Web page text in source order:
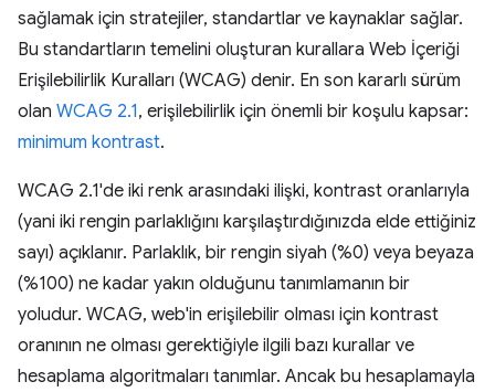
sağlamak için stratejiler, standartlar ve kaynaklar sağlar.
Bu standartların temelini oluşturan kurallara Web İçeriği
Erişilebilirlik Kuralları (WCAG) denir. En son kararlı sürüm
olan WCAG 2.1, erişilebilirlik için önemli bir koşulu kapsar:
minimum kontrast.
WCAG 2.1'de iki renk arasındaki ilişki, kontrast oranlarıyla
(yani iki rengin parlaklığını karşılaştırdığınızda elde ettiğiniz
sayı) açıklanır. Parlaklık, bir rengin siyah (%0) veya beyaza
(%100) ne kadar yakın olduğunu tanımlamanın bir
yoludur. WCAG, web'in erişilebilir olması için kontrast
oranının ne olması gerektiğiyle ilgili bazı kurallar ve
hesaplama algoritmaları tanımlar. Ancak bu hesaplamayla